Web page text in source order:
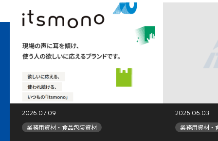
2026.07.09
業務用資材・食品包装資材
2026.06.03
業務用資材・